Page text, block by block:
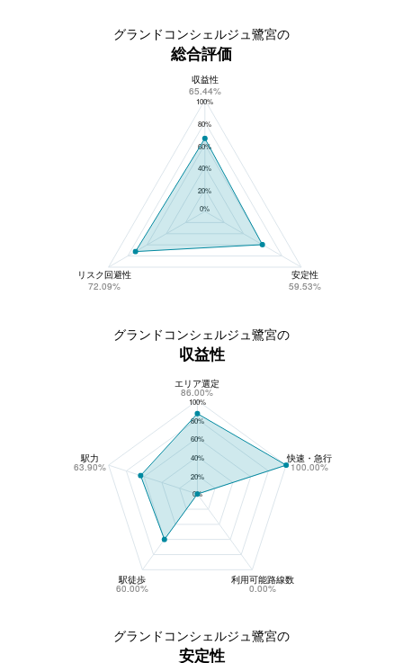
グランドコンシェルジュ鷺宮の
総合評価
グランドコンシェルジュ鷺宮の総合評価
100%
80%
60%
40%
20%
0%
収益性
65.44%
リスク回避性
72.09%
安定性
59.53%
グランドコンシェルジュ鷺宮の
収益性
グランドコンシェルジュ鷺宮の収益性
100%
80%
60%
40%
20%
0%
エリア選定
86.00%
駅力
63.90%
駅徒歩
60.00%
利用可能路線数
0.00%
快速・急行
100.00%
グランドコンシェルジュ鷺宮の
安定性